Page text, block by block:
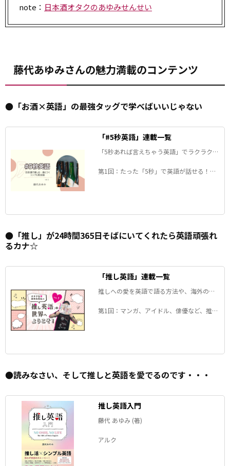
note： 日本酒オタクのあゆみせんせい
藤代あゆみさんの魅力満載のコンテンツ
●「お酒×英語」の最強タッグで学べばいいじゃない
「#5秒英語」連載一覧
「5秒あれば言えちゃう英語」でラクラク話
第1回：たった「5秒」で英語が話せる！日
●「推し」が24時間365日そばにいてくれたら英語頑張れ
るカナ☆
「推し英語」連載一覧
推しへの愛を英語で語る方法や、海外の
る！
第1回：マンガ、アイドル、俳優など、推し
●読みなさい、そして推しと英語を愛でるのです・・・
推し英語入門
藤代 あゆみ (著)
アルク